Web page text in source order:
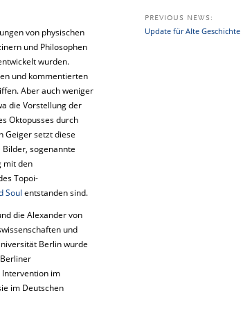
von physischen
und Philosophen
wurden.
und kommentierten
Aber auch weniger
die Vorstellung der
Oktopusses durch
Geiger setzt diese
sogenannte
mit den
Topoi-
Soul entstanden sind.
die Alexander von
und
Berlin wurde
im
im Deutschen
PREVIOUS NEWS:
Update für Alte Geschichte